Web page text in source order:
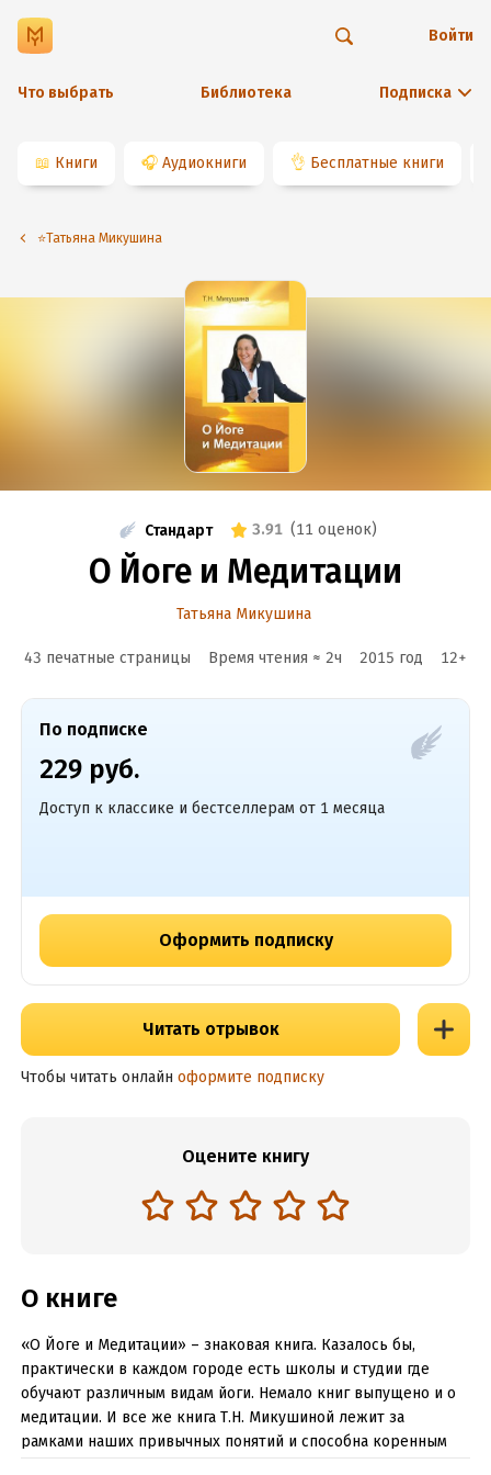
Что выбрать Библиотека Подписка
Войти
📖 Книги 🎧 Аудиокниги 👌 Бесплатные книги
⭐️Татьяна Микушина
Стандарт 3.91 (11 оценок)
О Йоге и Медитации
Татьяна Микушина
43 печатные страницы Время чтения ≈ 2ч 2015 год 12+
По подписке
229 руб.
Доступ к классике и бестселлерам от 1 месяца
Оформить подписку
Читать отрывок
Чтобы читать онлайн оформите подписку
Оцените книгу
О книге
«О Йоге и Медитации» – знаковая книга. Казалось бы,
практически в каждом городе есть школы и студии где
обучают различным видам йоги. Немало книг выпущено и о
медитации. И все же книга Т.Н. Микушиной лежит за
рамками наших привычных понятий и способна коренным